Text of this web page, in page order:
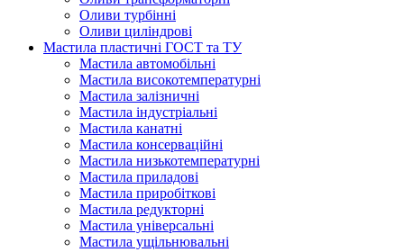
Оливи турбінні
Оливи циліндрові
Мастила пластичні ГОСТ та ТУ
Мастила автомобільні
Мастила високотемпературні
Мастила залізничні
Мастила індустріальні
Мастила канатні
Мастила консерваційні
Мастила низькотемпературні
Мастила приладові
Мастила приробіткові
Мастила редукторні
Мастила універсальні
Мастила ущільнювальні